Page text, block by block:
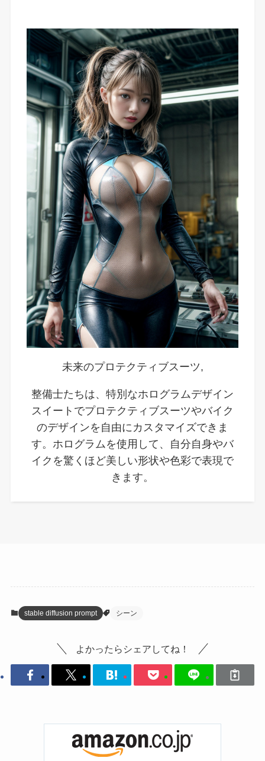
未来のプロテクティブスーツ,
整備士たちは、特別なホログラムデザイン
スイートでプロテクティブスーツやバイク
のデザインを自由にカスタマイズできま
す。ホログラムを使用して、自分自身やバ
イクを驚くほど美しい形状や色彩で表現で
きます。
stable diffusion prompt シーン
よかったらシェアしてね！